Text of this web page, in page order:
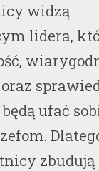
widzą
lidera,
ufać
zbudują